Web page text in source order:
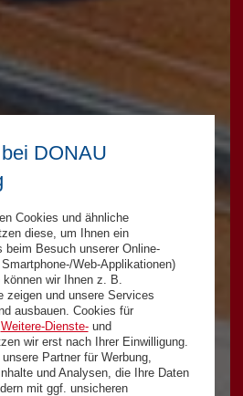
DONAU
Cookies und ähnliche
diese, um Ihnen ein
beim Besuch unserer Online-
Web-Applikationen)
wir Ihnen z. B.
zeigen und unsere Services
ausbauen. Cookies für
Weitere-Dienste-und
wir erst nach Ihrer Einwilligung.
Partner für Werbung,
und Analysen, die Ihre Daten
mit ggf. unsicheren